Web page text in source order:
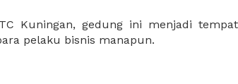
pelaku bisnis manapun.